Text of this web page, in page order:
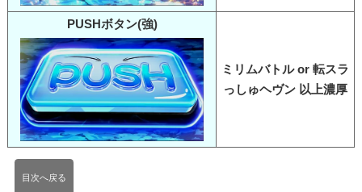
PUSHボタン(強)
ミリムバトル or 転スラ
っしゅヘヴン 以上濃厚
目次へ戻る